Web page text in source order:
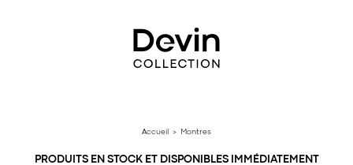
Accueil > Montres
PRODUITS EN STOCK ET DISPONIBLES IMMÉDIATEMENT